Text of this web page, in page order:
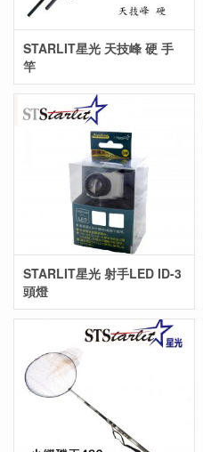
STARLIT星光 天技峰 硬 手
竿
STARLIT星光 射手LED ID-3
頭燈